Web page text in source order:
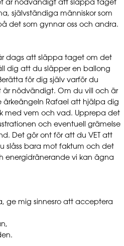
är nödvändigt att släppa taget
självständiga människor som
det som gynnar oss och andra.
dags att släppa taget om det
dig att du släpper en ballong
för dig själv varför du
nödvändigt. Om du vill och är
ärkeängeln Rafael att hjälpa dig
med vem och vad. Upprepa det
och eventuell grämelse
Det gör ont för att du VET att
slåss bara mot faktum och det
energidränerande vi kan ägna
ge mig sinnesro att acceptera